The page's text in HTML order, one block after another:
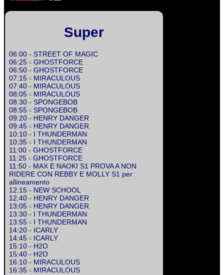
Super
06:00 - STREET OF MAGIC
06:25 - GHOSTFORCE
06:50 - GHOSTFORCE
07:15 - MIRACULOUS
07:40 - MIRACULOUS
08:05 - MIRACULOUS
08:30 - SPONGEBOB
08:55 - SPONGEBOB
09:20 - HENRY DANGER
09:45 - HENRY DANGER
10:10 - I THUNDERMAN
10:35 - I THUNDERMAN
11:00 - GHOSTFORCE
11:25 - GHOSTFORCE
11:50 - MAX E NAOKI S1 PROVA A NON
RIDERE CON REBBY E MOLLY S1 per
allineamento
12:15 - NEW SCHOOL
12:40 - HENRY DANGER
13:05 - HENRY DANGER
13:30 - I THUNDERMAN
13:55 - I THUNDERMAN
14:20 - ICARLY
14:45 - ICARLY
15:10 - H2O
15:40 - H2O
16:10 - MIRACULOUS
16:35 - MIRACULOUS